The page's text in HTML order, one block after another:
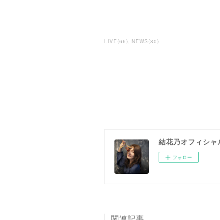
LIVE (66) NEWS (80)
結花乃オフィシャ
フォロー